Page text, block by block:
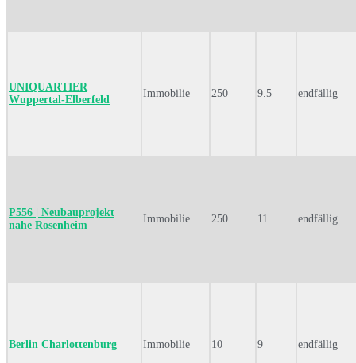
UNIQUARTIER
Wuppertal-Elberfeld
Immobilie 250 9.5 endfällig
P556 | Neubauprojekt
nahe Rosenheim
Immobilie 250 11 endfällig
Berlin Charlottenburg Immobilie 10 9 endfällig